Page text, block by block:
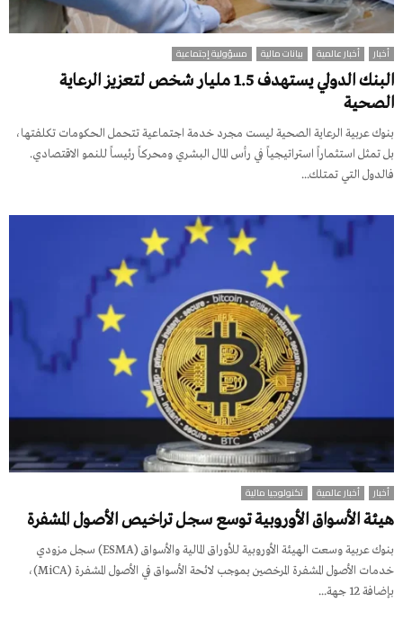
أخبار أخبار عالمية بيانات مالية مسؤولية إجتماعية
البنك الدولي يستهدف 1.5 مليار شخص لتعزيز الرعاية
الصحية
بنوك عربية الرعاية الصحية ليست مجرد خدمة اجتماعية تتحمل الحكومات تكلفتها،
بل تمثل استثماراً استراتيجياً في رأس المال البشري ومحركاً رئيساً للنمو الاقتصادي.
فالدول التي تمتلك...
أخبار أخبار عالمية تكنولوجيا مالية
هيئة الأسواق الأوروبية توسع سجل تراخيص الأصول المشفرة
بنوك عربية وسعت الهيئة الأوروبية للأوراق المالية والأسواق (ESMA) سجل مزودي
خدمات الأصول المشفرة المرخصين بموجب لائحة الأسواق في الأصول المشفرة (MiCA)،
بإضافة 12 جهة...